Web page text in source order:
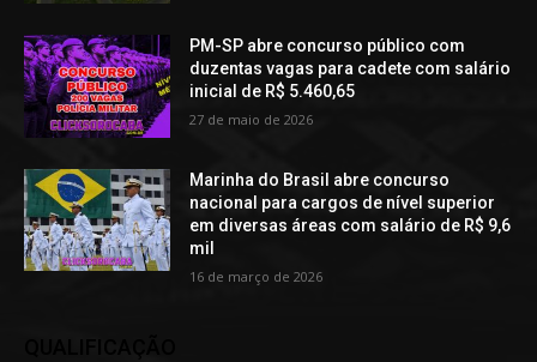
PM-SP abre concurso público com
duzentas vagas para cadete com salário
inicial de R$ 5.460,65
27 de maio de 2026
Marinha do Brasil abre concurso
nacional para cargos de nível superior
em diversas áreas com salário de R$ 9,6
mil
16 de março de 2026